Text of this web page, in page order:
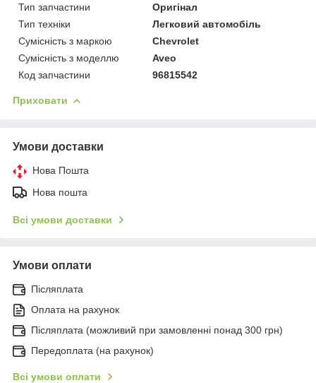
Тип запчастини
Оригінал
Тип техніки
Легковий автомобіль
Сумісність з маркою
Chevrolet
Сумісність з моделлю
Aveo
Код запчастини
96815542
Приховати
Умови доставки
Нова Пошта
Нова пошта
Всі умови доставки
Умови оплати
Післяплата
Оплата на рахунок
Післяплата (можливий при замовленні понад 300 грн)
Передоплата (на рахунок)
Всі умови оплати